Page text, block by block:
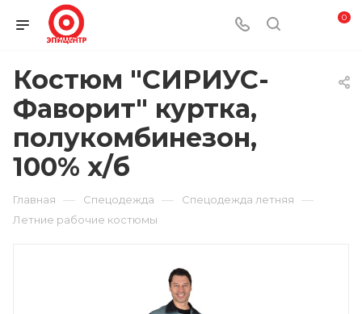
0
Костюм "СИРИУС-
Фаворит" куртка,
полукомбинезон,
100% х/б
Главная — Спецодежда — Спецодежда летняя —
Летние рабочие костюмы